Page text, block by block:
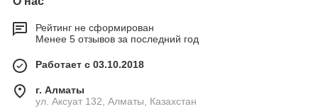
Рейтинг не сформирован
Менее 5 отзывов за последний год
Работает с 03.10.2018
г. Алматы
ул. Аксуат 132, Алматы, Казахстан